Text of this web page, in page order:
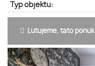
Typ objektu:
Ľutujeme, táto